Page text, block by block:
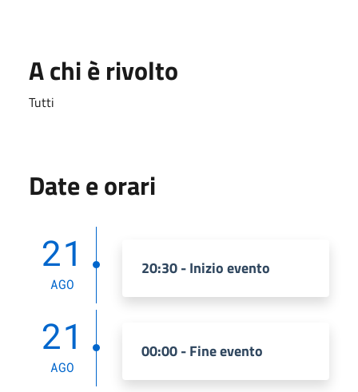
A chi è rivolto
Tutti
Date e orari
21
AGO
20:30 - Inizio evento
21
AGO
00:00 - Fine evento